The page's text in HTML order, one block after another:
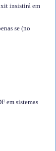
insistirá em
se (no
em sistemas